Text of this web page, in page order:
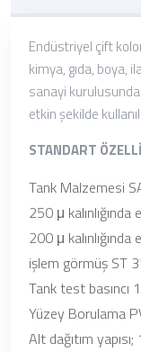
Endüstriyel çift
kimya, gıda, boya,
sanayi
etkin şekilde
STANDART
Tank Malzemesi
250 μ
200 μ
işlem görmüş ST
Tank test basıncı
Yüzey Borulama
Alt dağıtım